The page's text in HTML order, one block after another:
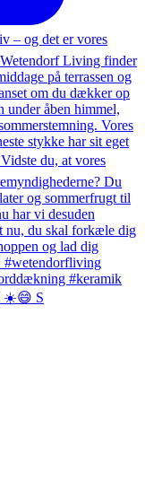
☀️😄 S